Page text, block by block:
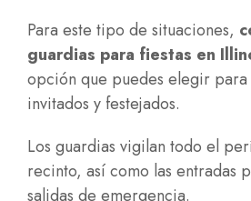
Para este tipo de situaciones,
guardias para fiestas en
opción que puedes elegir
invitados y festejados.
Los guardias vigilan todo el
recinto, así como las entradas
salidas de emergencia.